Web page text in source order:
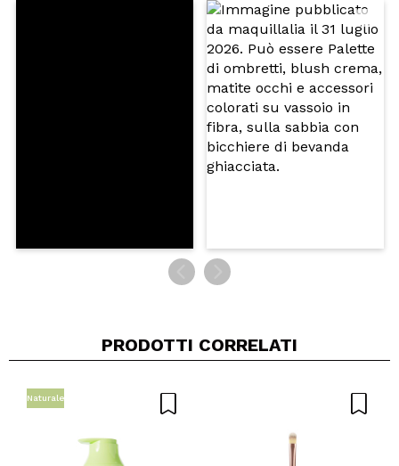
Condividi un video o una foto
Il tuo video potrebbe essere il primo. Immaginalo...
Consiglieresti questo acquisto? Si No
5/5
PRODOTTI CORRELATI
Naturale